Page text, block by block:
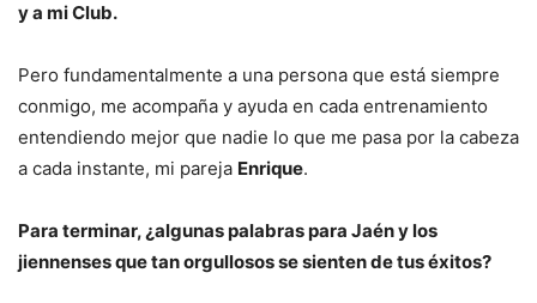
y a mi Club.
Pero fundamentalmente a una persona que está siempre
conmigo, me acompaña y ayuda en cada entrenamiento
entendiendo mejor que nadie lo que me pasa por la cabeza
a cada instante, mi pareja Enrique.
Para terminar, ¿algunas palabras para Jaén y los
jiennenses que tan orgullosos se sienten de tus éxitos?